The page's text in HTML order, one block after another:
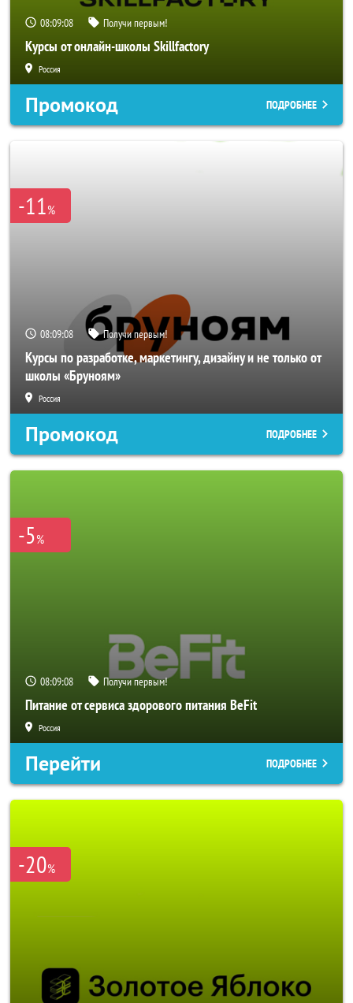
08:09:06 Получи первым!
Курсы от онлайн-школы Skillfactory
Россия
Промокод ПОДРОБНЕЕ
-11%
08:09:06 Получи первым!
Курсы по разработке, маркетингу, дизайну и не только от
школы «Бруноям»
Россия
Промокод ПОДРОБНЕЕ
-5%
08:09:06 Получи первым!
Питание от сервиса здорового питания BeFit
Россия
Перейти ПОДРОБНЕЕ
-20%